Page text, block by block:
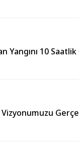
Yangını 10